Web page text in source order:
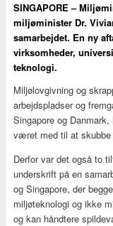
SINGAPORE –
miljøminister Dr.
samarbejdet. En ny
virksomheder,
teknologi.
Miljølovgivning og
arbejdspladser og
Singapore og
været med til at
Derfor var det også to
underskrift på en
og Singapore, der
miljøteknologi og ikke
og kan håndtere